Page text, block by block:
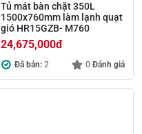
Tủ mát bàn chặt 350L
1500x760mm làm lạnh quạt
gió HR15GZB- M760
24,675,000đ
Đã bán: 2 0 Đánh giá